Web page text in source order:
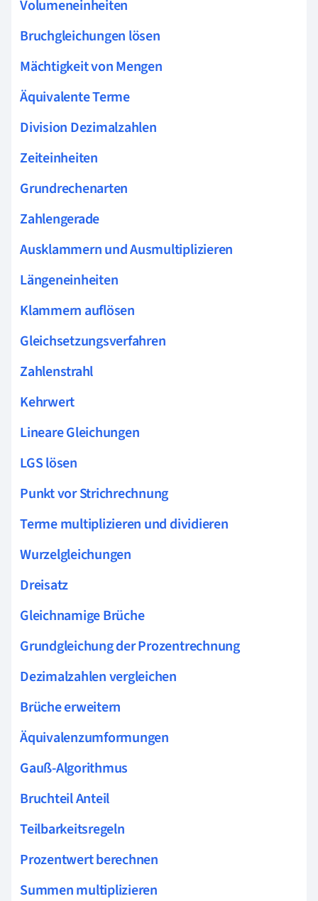
Volumeneinheiten
Bruchgleichungen lösen
Mächtigkeit von Mengen
Äquivalente Terme
Division Dezimalzahlen
Zeiteinheiten
Grundrechenarten
Zahlengerade
Ausklammern und Ausmultiplizieren
Längeneinheiten
Klammern auflösen
Gleichsetzungsverfahren
Zahlenstrahl
Kehrwert
Lineare Gleichungen
LGS lösen
Punkt vor Strichrechnung
Terme multiplizieren und dividieren
Wurzelgleichungen
Dreisatz
Gleichnamige Brüche
Grundgleichung der Prozentrechnung
Dezimalzahlen vergleichen
Brüche erweitern
Äquivalenzumformungen
Gauß-Algorithmus
Bruchteil Anteil
Teilbarkeitsregeln
Prozentwert berechnen
Summen multiplizieren